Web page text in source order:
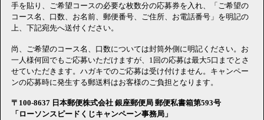
手を貼り、ご希望コースの必要な枚数分の応募券を入れ、「ご希望の
コース名、口数、お名前、郵便番号、ご住所、お電話番号」を明記の
上、下記宛先へ送付ください。
尚、ご希望のコース名、口数については封筒外側に明記ください。お
一人様何回でもご応募いただけますが、1回の応募は最大5口までとさ
せていただきます。ハガキでのご応募は受け付けません。キャンペー
ンの応募時に発生する郵送料はお客様のご負担となります。
〒100-8637 日本郵便株式会社 銀座郵便局 郵便私書箱第593号
「ローソンスピードくじキャンペーン事務局」